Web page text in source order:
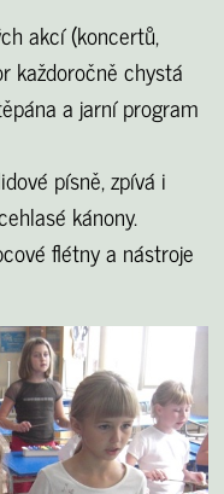
akcí (koncertů,
každoročně chystá
a jarní program
písně, zpívá i
kánony.
flétny a nástroje